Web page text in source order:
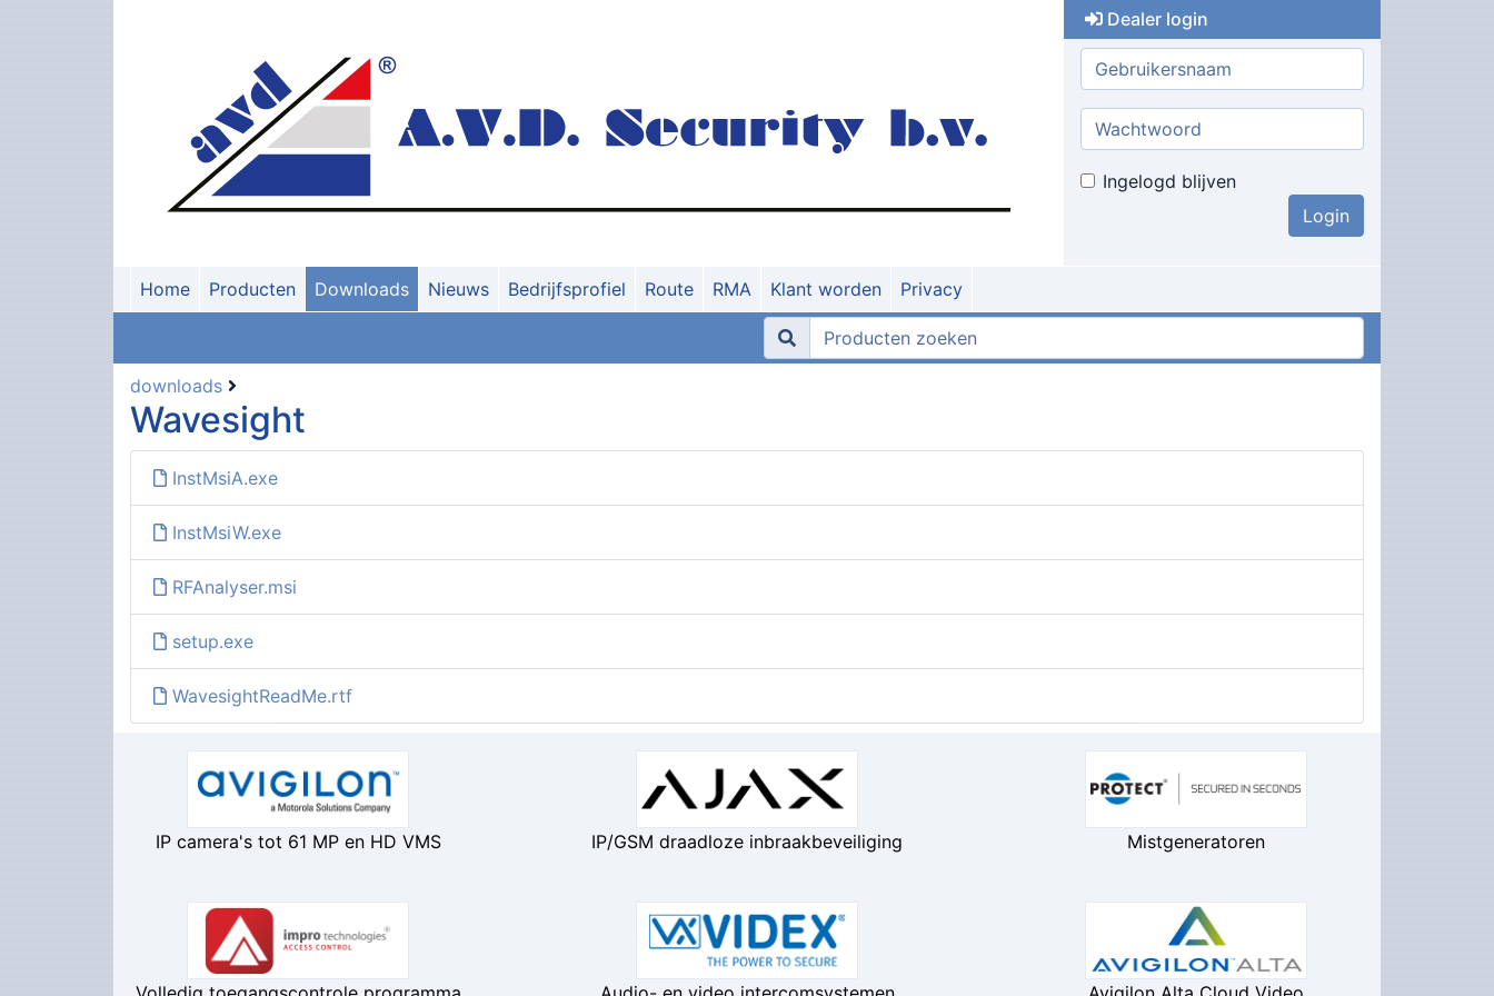
Dealer login
Gebruikersnaam:
Wachtwoord:
Ingelogd blijven
Home Producten Downloads Nieuws Bedrijfsprofiel Route RMA Klant worden Privacy
downloads
Wavesight
InstMsiA.exe
InstMsiW.exe
RFAnalyser.msi
setup.exe
WavesightReadMe.rtf
IP camera's tot 61 MP en HD VMS IP/GSM draadloze inbraakbeveiliging Mistgeneratoren